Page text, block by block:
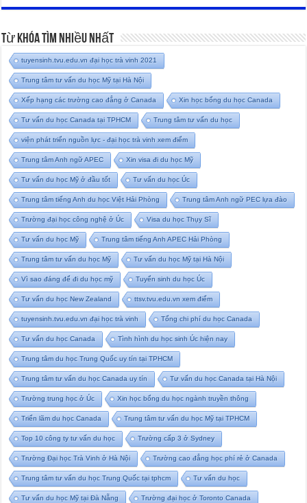
Từ Khóa Tìm Nhiều Nhất
tuyensinh.tvu.edu.vn đại học trà vinh 2021
Trung tâm tư vấn du học Mỹ tại Hà Nội
Xếp hạng các trường cao đẳng ở Canada Xin học bổng du học Canada
Tư vấn du học Canada tại TPHCM Trung tâm tư vấn du học
viện phát triển nguồn lực - đại học trà vinh xem điểm
Trung tâm Anh ngữ APEC Xin visa đi du học Mỹ
Tư vấn du học Mỹ ở đầu tốt Tư vấn du học Úc
Trung tâm tiếng Anh du học Việt Hải Phòng Trung tâm Anh ngữ PEC lựa đào
Trường đại học công nghệ ở Úc Visa du học Thụy Sĩ
Tư vấn du học Mỹ Trung tâm tiếng Anh APEC Hải Phòng
Trung tâm tư vấn du học Mỹ Tư vấn du học Mỹ tại Hà Nội
Vì sao đáng để đi du học mỹ Tuyển sinh du học Úc
Tư vấn du học New Zealand ttsv.tvu.edu.vn xem điểm
tuyensinh.tvu.edu.vn đại học trà vinh Tổng chi phí du học Canada
Tư vấn du học Canada Tình hình du học sinh Úc hiện nay
Trung tâm du học Trung Quốc uy tín tại TPHCM
Trung tâm tư vấn du học Canada uy tín Tư vấn du học Canada tại Hà Nội
Trường trung học ở Úc Xin học bổng du học ngành truyền thông
Triển lãm du học Canada Trung tâm tư vấn du học Mỹ tại TPHCM
Top 10 công ty tư vấn du học Trường cấp 3 ở Sydney
Trường Đại học Trà Vinh ở Hà Nội Trường cao đẳng học phí rẻ ở Canada
Trung tâm tư vấn du học Trung Quốc tại tphcm Tư vấn du học
Tư vấn du học Mỹ tại Đà Nẵng Trường đại học ở Toronto Canada